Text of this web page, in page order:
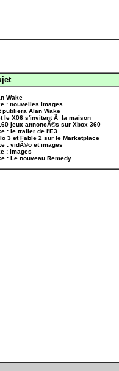
Wake
: nouvelles images
publiera Alan Wake
le X06 s'invitent Ã la maison
jeux annoncÃ©s sur Xbox 360
: le trailer de l'E3
3 et Fable 2 sur le Marketplace
: vidÃ©o et images
: images
: Le nouveau Remedy